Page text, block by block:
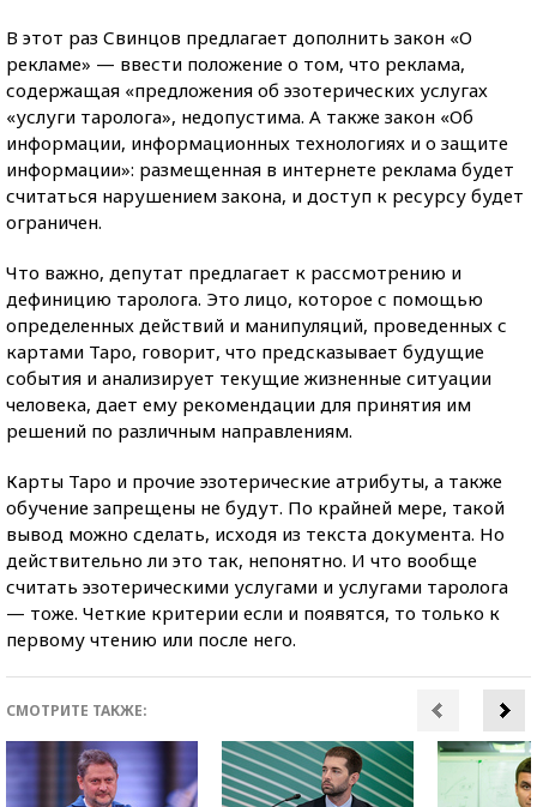
В этот раз Свинцов предлагает дополнить закон «О
рекламе» — ввести положение о том, что реклама,
содержащая «предложения об эзотерических услугах
«услуги таролога», недопустима. А также закон «Об
информации, информационных технологиях и о защите
информации»: размещенная в интернете реклама будет
считаться нарушением закона, и доступ к ресурсу будет
ограничен.
Что важно, депутат предлагает к рассмотрению и
дефиницию таролога. Это лицо, которое с помощью
определенных действий и манипуляций, проведенных с
картами Таро, говорит, что предсказывает будущие
события и анализирует текущие жизненные ситуации
человека, дает ему рекомендации для принятия им
решений по различным направлениям.
Карты Таро и прочие эзотерические атрибуты, а также
обучение запрещены не будут. По крайней мере, такой
вывод можно сделать, исходя из текста документа. Но
действительно ли это так, непонятно. И что вообще
считать эзотерическими услугами и услугами таролога
— тоже. Четкие критерии если и появятся, то только к
первому чтению или после него.
СМОТРИТЕ ТАКЖЕ: